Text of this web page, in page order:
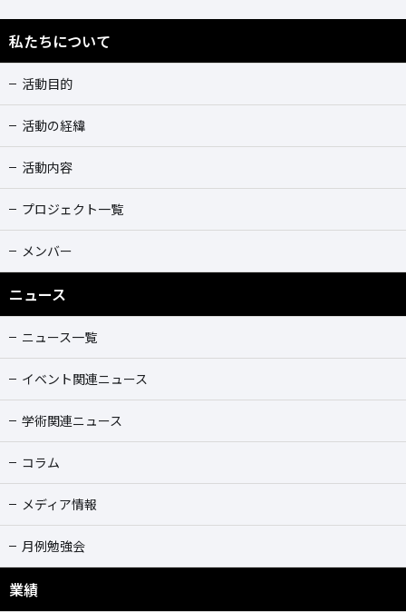
私たちについて
活動目的
活動の経緯
活動内容
プロジェクト一覧
メンバー
ニュース
ニュース一覧
イベント関連ニュース
学術関連ニュース
コラム
メディア情報
月例勉強会
業績